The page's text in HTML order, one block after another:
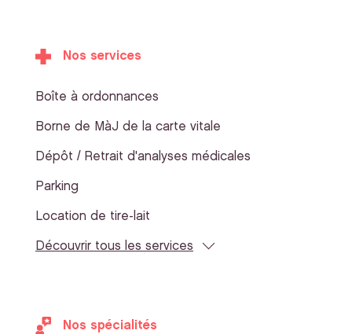
Nos services
Boîte à ordonnances
Borne de MàJ de la carte vitale
Dépôt / Retrait d'analyses médicales
Parking
Location de tire-lait
Découvrir tous les services
Nos spécialités